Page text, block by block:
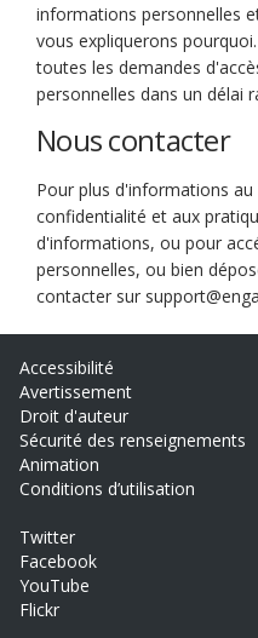
informations personnelles
vous expliquerons
toutes les demandes
personnelles dans un délai
Nous contacter
Pour plus d'informations
confidentialité et aux
d'informations, ou pour
personnelles, ou bien
contacter sur
Accessibilité
Avertissement
Droit d'auteur
Sécurité des renseignements
Animation
Conditions d’utilisation
Twitter
Facebook
YouTube
Flickr